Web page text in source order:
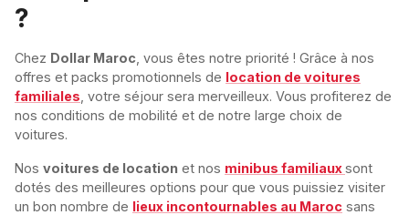
?
Chez Dollar Maroc , vous êtes notre priorité ! Grâce à nos
offres et packs promotionnels de location de voitures
familiales , votre séjour sera merveilleux. Vous profiterez de
nos conditions de mobilité et de notre large choix de
voitures.
Nos voitures de location et nos minibus familiauxsont
dotés des meilleures options pour que vous puissiez visiter
un bon nombre de lieux incontournables au Maroc sans